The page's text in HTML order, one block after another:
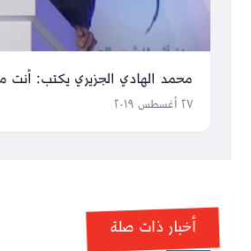
محمد الهادي الجزيري يكتب: أنت
٢٧ أغسطس ٢٠١٩
أخبار ذات صلة